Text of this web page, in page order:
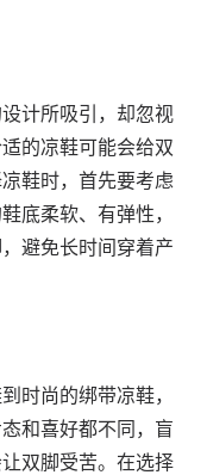
计所吸引，却忽视
的凉鞋可能会给双
鞋时，首先要考虑
底柔软、有弹性，
避免长时间穿着产
时尚的绑带凉鞋，
和喜好都不同，盲
双脚受苦。在选择